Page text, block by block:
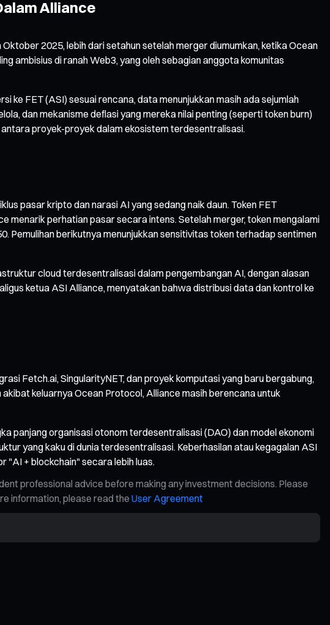
Alliance
2025, lebih dari setahun setelah merger diumumkan, ketika Ocean
ambisius di ranah Web3, yang oleh sebagian anggota komunitas
ke FET (ASI) sesuai rencana, data menunjukkan masih ada sejumlah
dan mekanisme deflasi yang mereka nilai penting (seperti token burn)
proyek-proyek dalam ekosistem terdesentralisasi.
pasar kripto dan narasi AI yang sedang naik daun. Token FET
menarik perhatian pasar secara intens. Setelah merger, token mengalami
Pemulihan berikutnya menunjukkan sensitivitas token terhadap sentimen
cloud terdesentralisasi dalam pengembangan AI, dengan alasan
ketua ASI Alliance, menyatakan bahwa distribusi data dan kontrol ke
Fetch.ai, SingularityNET, dan proyek komputasi yang baru bergabung,
keluarnya Ocean Protocol, Alliance masih berencana untuk
panjang organisasi otonom terdesentralisasi (DAO) dan model ekonomi
yang kaku di dunia terdesentralisasi. Keberhasilan atau kegagalan ASI
"AI + blockchain" secara lebih luas.
professional advice before making any investment decisions. Please
information, please read the User Agreement